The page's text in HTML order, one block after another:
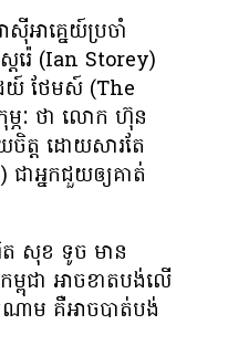
ស៊ី​អាគ្នេយ៍​ប្រចាំ​
រ៉េ (Ian Storey)
យ៍ ថែមស៍ (The
ភៈ ថា លោក ហ៊ុន
ចិត្ត​ ដោយសារ​តែ​
ា​អ្នក​ជួយ​ឲ្យ​គាត់​
ត សុខ ទូច មាន​
ពុជា អាច​​ខាត​បង់​លើ​
តណាម គឺ​អាច​បាត់​បង់​